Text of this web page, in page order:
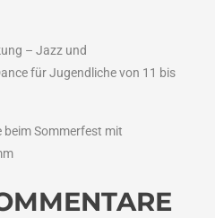
– Jazz und
für Jugendliche von 11 bis
beim Sommerfest mit